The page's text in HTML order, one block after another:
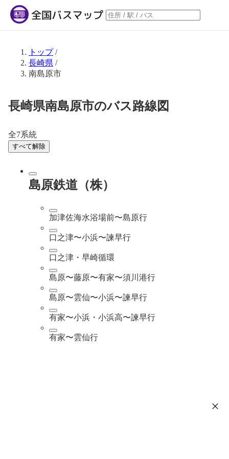
トップ/
長崎県 /
南島原市
長崎県南島原市のバス路線図
全7系統
すべて解除
島原鉄道（株）
加津佐海水浴場前〜島原行
口之津〜小浜〜諫早行
口之津・早崎循環
島原〜藤原〜有家〜須川港行
島原〜雲仙〜小浜〜諫早行
有家〜小浜・小浜高〜諫早行
有家〜雲仙行